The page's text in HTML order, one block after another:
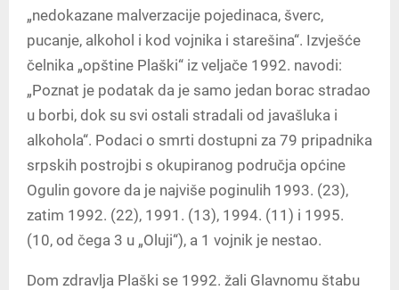
„nedokazane malverzacije pojedinaca, šverc,
pucanje, alkohol i kod vojnika i starešina“. Izvješće
čelnika „opštine Plaški“ iz veljače 1992. navodi:
„Poznat je podatak da je samo jedan borac stradao
u borbi, dok su svi ostali stradali od javašluka i
alkohola“. Podaci o smrti dostupni za 79 pripadnika
srpskih postrojbi s okupiranog područja općine
Ogulin govore da je najviše poginulih 1993. (23),
zatim 1992. (22), 1991. (13), 1994. (11) i 1995.
(10, od čega 3 u „Oluji“), a 1 vojnik je nestao.
Dom zdravlja Plaški se 1992. žali Glavnomu štabu